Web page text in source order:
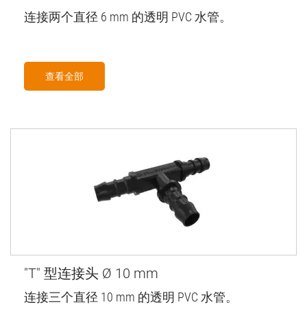
连接两个直径 6 mm 的透明 PVC 水管。
查看全部
"T" 型连接头 Ø 10 mm
连接三个直径 10 mm 的透明 PVC 水管。